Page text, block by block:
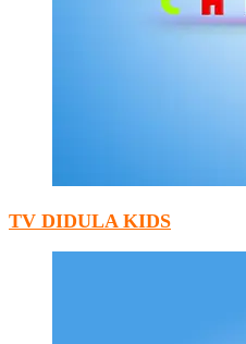
TV DIDULA KIDS